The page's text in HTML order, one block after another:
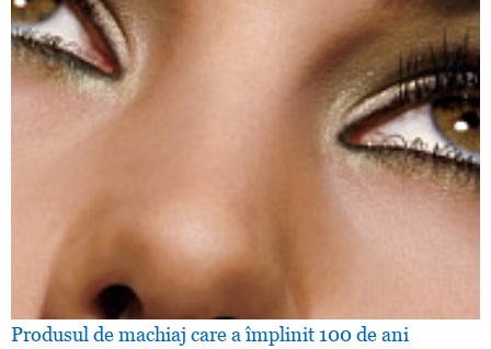
Produsul de machiaj care a împlinit 100 de ani